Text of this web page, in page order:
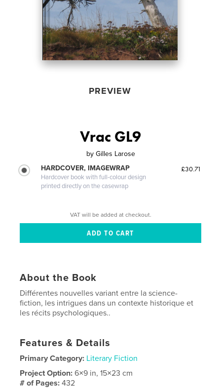
PREVIEW
Vrac GL9
by Gilles Larose
HARDCOVER, IMAGEWRAP
Hardcover book with full-colour design
printed directly on the casewrap
£30.71
VAT will be added at checkout.
About the Book
Différentes nouvelles variant entre la science-
fiction, les intrigues dans un contexte historique et
les récits psychologiques..
Features & Details
Primary Category: Literary Fiction
Project Option:6×9 in, 15×23 cm
# of Pages:432